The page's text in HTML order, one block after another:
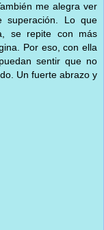
me alegra ver
Lo que
se repite con más
Por eso, con ella
sentir que no
Un fuerte abrazo y